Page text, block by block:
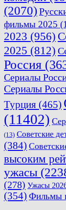
(2070)
фильмы 2025
2023 (956)
2025 (812)
Россия
Сериалы
Сериалы
Турция (465)
(11402)
(13) Советские
(384)
высоким
ужасы
(278) Ужасы
(354) Фильмы